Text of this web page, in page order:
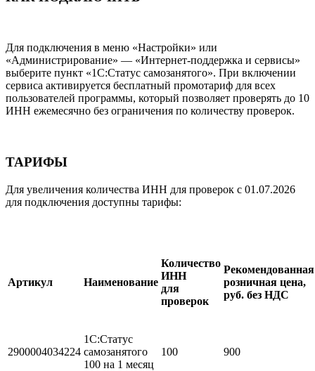
Для подключения в меню «Настройки» или
«Администрирование» — «Интернет-поддержка и сервисы»
выберите пункт «1С:Статус самозанятого». При включении
сервиса активируется бесплатный промотариф для всех
пользователей программы, который позволяет проверять до 10
ИНН ежемесячно без ограничения по количеству проверок.
ТАРИФЫ
Для увеличения количества ИНН для проверок с 01.07.2026
для подключения доступны тарифы:
Артикул Наименование
Количество
ИНН
для
проверок
Рекомендованная
розничная цена,
руб. без НДС
2900004034224
1С:Статус
самозанятого
100 на 1 месяц
100 900